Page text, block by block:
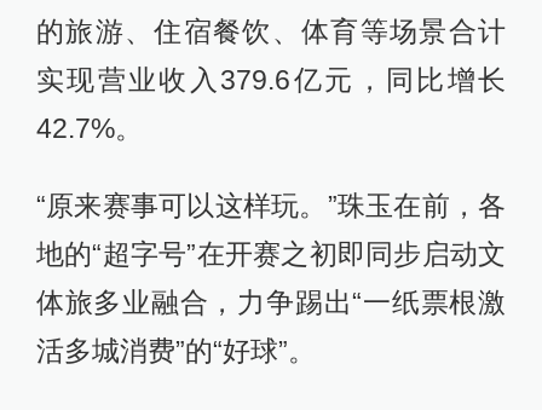
的旅游、住宿餐饮、体育等场景合计
实现营业收入379.6亿元，同比增长
42.7%。
“原来赛事可以这样玩。”珠玉在前，各
地的“超字号”在开赛之初即同步启动文
体旅多业融合，力争踢出“一纸票根激
活多城消费”的“好球”。